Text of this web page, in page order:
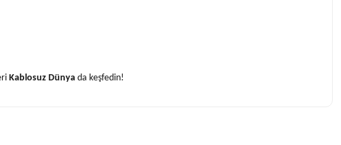
Kablosuz Dünya da keşfedin!